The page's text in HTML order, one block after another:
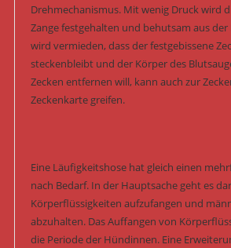
Drehmechanismus. Mit wenig Druck wird
Zange festgehalten und behutsam aus
wird vermieden, dass der festgebissene
steckenbleibt und der Körper des
Zecken entfernen will, kann auch zur
Zeckenkarte greifen.
Eine Läufigkeitshose hat gleich einen
nach Bedarf. In der Hauptsache geht es
Körperflüssigkeiten aufzufangen und
abzuhalten. Das Auffangen von
die Periode der Hündinnen. Eine